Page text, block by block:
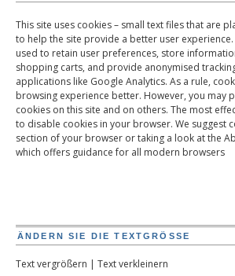
This site uses cookies – small text files that are
to help the site provide a better user
used to retain user preferences, store
shopping carts, and provide anonymised
applications like Google Analytics. As a rule,
browsing experience better. However, you may
cookies on this site and on others. The most
to disable cookies in your browser. We suggest
section of your browser or taking a look atthe
which offers guidance for all modern browsers
ÄNDERN SIE DIE TEXTGRÖSSE
Text vergrößern | Text verkleinern